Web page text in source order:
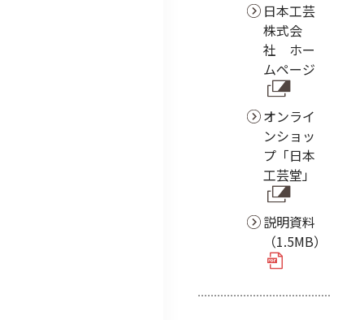
日本工芸
株式会
社 ホー
ムページ
オンライ
ンショッ
プ「日本
工芸堂」
説明資料
（1.5MB）